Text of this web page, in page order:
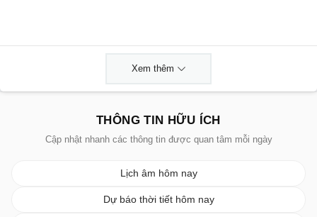
Xem thêm
THÔNG TIN HỮU ÍCH
Cập nhật nhanh các thông tin được quan tâm mỗi ngày
Lịch âm hôm nay
Dự báo thời tiết hôm nay